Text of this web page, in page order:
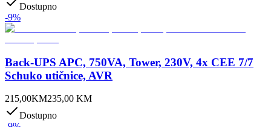
Dostupno
-9%
Back-UPS APC, 750VA, Tower, 230V, 4x CEE 7/7
Schuko utičnice, AVR
215,00KM235,00 KM
Dostupno